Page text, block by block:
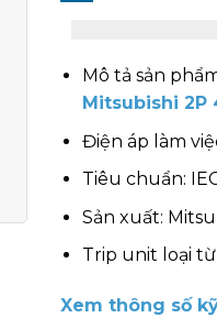
Mô tả sản
Mitsubishi 2P
Điện áp làm
Tiêu chuẩn:
Sản xuất:
Trip unit loại
Xem thông số